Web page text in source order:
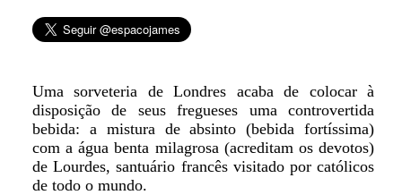
Uma sorveteria de Londres acaba de colocar à
disposição de seus fregueses uma controvertida
bebida: a mistura de absinto (bebida fortíssima)
com a água benta milagrosa (acreditam os devotos)
de Lourdes, santuário francês visitado por católicos
de todo o mundo.